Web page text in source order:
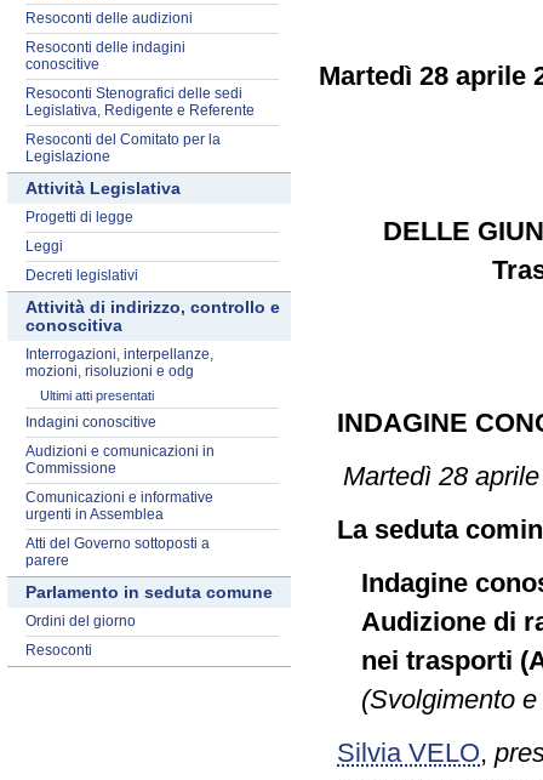
Resoconti delle audizioni
Resoconti delle indagini
conoscitive
Resoconti Stenografici delle sedi
Legislativa, Redigente e Referente
Resoconti del Comitato per la
Legislazione
Attività Legislativa
Progetti di legge
Leggi
Decreti legislativi
Attività di indirizzo, controllo e
conoscitiva
Interrogazioni, interpellanze,
mozioni, risoluzioni e odg
Ultimi atti presentati
Indagini conoscitive
Audizioni e comunicazioni in
Commissione
Comunicazioni e informative
urgenti in Assemblea
Atti del Governo sottoposti a
parere
Parlamento in seduta comune
Ordini del giorno
Resoconti
Martedì 28 aprile
DELLE
INDAGINE
Martedì 28
La seduta
Indagine
Audizione di
nei trasporti
(Svolgimento
Silvia VELO,